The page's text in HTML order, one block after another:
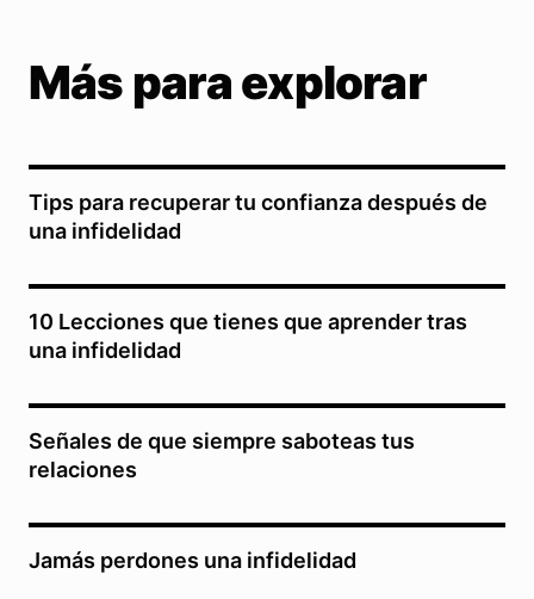
Más para explorar
Tips para recuperar tu confianza después de
una infidelidad
10 Lecciones que tienes que aprender tras
una infidelidad
Señales de que siempre saboteas tus
relaciones
Jamás perdones una infidelidad